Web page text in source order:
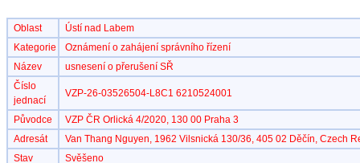
Oblast
Ústí nad Labem
Kategorie
Oznámení o zahájení správního řízení
Název
usnesení o přerušení SŘ
Číslo
jednací
VZP-26-03526504-L8C1 6210524001
Původce
VZP ČR Orlická 4/2020, 130 00 Praha 3
Adresát
Van Thang Nguyen, 1962 Vilsnická 130/36, 405 02 Děčín, Czech
Stav
Svěšeno